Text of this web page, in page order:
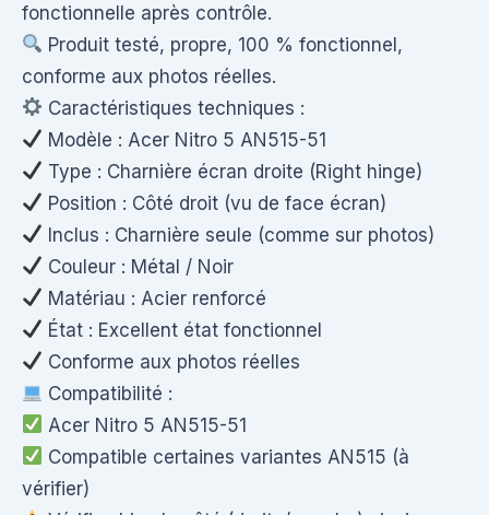
fonctionnelle après contrôle.
Produit testé, propre, 100 % fonctionnel,
conforme aux photos réelles.
Caractéristiques techniques :
Modèle : Acer Nitro 5 AN515-51
Type : Charnière écran droite (Right hinge)
Position : Côté droit (vu de face écran)
Inclus : Charnière seule (comme sur photos)
Couleur : Métal / Noir
Matériau : Acier renforcé
État : Excellent état fonctionnel
Conforme aux photos réelles
Compatibilité :
Acer Nitro 5 AN515-51
Compatible certaines variantes AN515 (à
vérifier)